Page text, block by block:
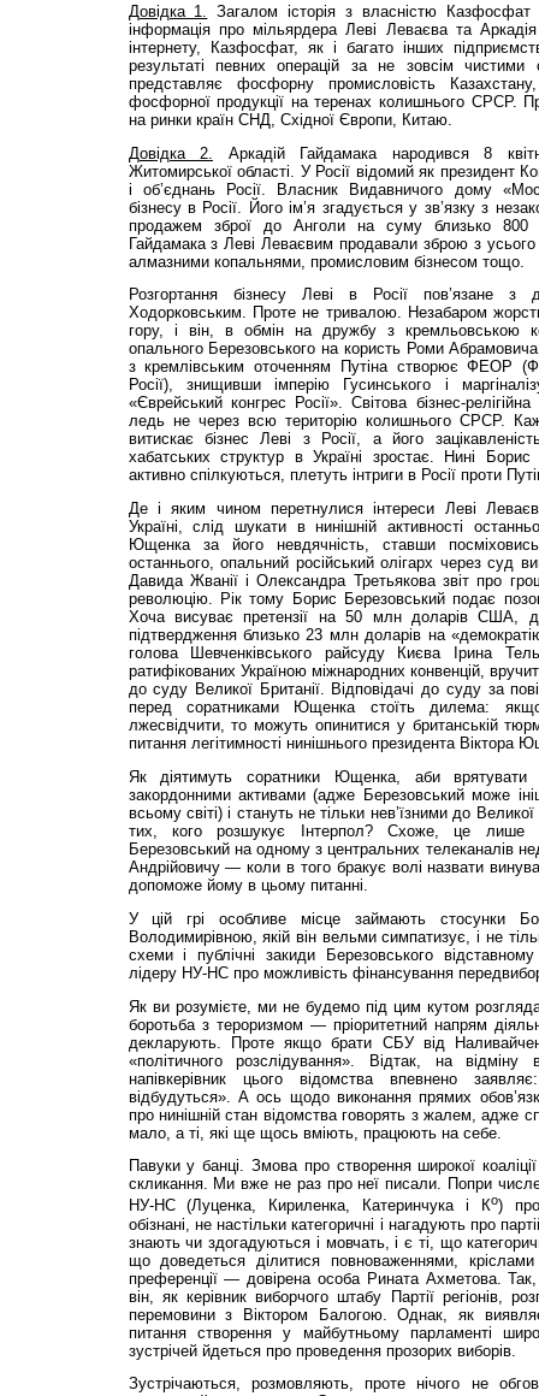
Довідка 1.
Загалом історія з власністю Казфосфат
інформація про мільярдера Леві Леваєва та
інтернету, Казфосфат, як і багато інших
результаті певних операцій за не зовсім
представляє фосфорну промисловість
фосфорної продукції на теренах колишнього СРСР.
на ринки країн СНД, Східної Європи, Китаю.
Довідка 2.
Аркадій Гайдамака народився 8
Житомирської області. У Росії відомий як президент
і об’єднань Росії. Власник Видавничого дому
бізнесу в Росії. Його ім’я згадується у зв’язку з
продажем зброї до Анголи на суму близько
Гайдамака з Леві Леваєвим продавали зброю з
алмазними копальнями, промисловим бізнесом тощо.
Розгортання бізнесу Леві в Росії пов’язане
Ходорковським. Проте не тривалою. Незабаром
гору, і він, в обмін на дружбу з кремльовською
опального Березовського на користь Роми
з кремлівським оточенням Путіна створює ФЕОР
Росії), знищивши імперію Гусинського і
«Єврейський конгрес Росії». Світова бізнес-
ледь не через всю територію колишнього СРСР.
витискає бізнес Леві з Росії, а його
хабатських структур в Україні зростає. Нині
активно спілкуються, плетуть інтриги в Росії проти
Де і яким чином перетнулися інтереси Леві
Україні, слід шукати в нинішній активності
Ющенка за його невдячність, ставши
останнього, опальний російський олігарх через суд
Давида Жванії і Олександра Третьякова звіт про
революцію. Рік тому Борис Березовський подає
Хоча висуває претензії на 50 млн доларів США,
підтвердження близько 23 млн доларів на
голова Шевченківського райсуду Києва Ірина
ратифікованих Україною міжнародних конвенцій,
до суду Великої Британії. Відповідачі до суду за
перед соратниками Ющенка стоїть дилема:
лжесвідчити, то можуть опинитися у британській
питання легітимності нинішнього президента Віктора
Як діятимуть соратники Ющенка, аби врятувати
закордонними активами (адже Березовський може
всьому світі) і стануть не тільки нев’їзними до
тих, кого розшукує Інтерпол? Схоже, це лише
Березовський на одному з центральних телеканалів
Андрійовичу — коли в того бракує волі назвати
допоможе йому в цьому питанні.
У цій грі особливе місце займають стосунки
Володимирівною, якій він вельми симпатизує, і не
схеми і публічні закиди Березовського
лідеру НУ-НС про можливість фінансування
Як ви розумієте, ми не будемо під цим кутом
боротьба з тероризмом — пріоритетний напрям
декларують. Проте якщо брати СБУ від
«політичного розслідування». Відтак, на відміну
напівкерівник цього відомства впевнено
відбудуться». А ось щодо виконання прямих
про нинішній стан відомства говорять з жалем, адже
мало, а ті, які ще щось вміють, працюють на себе.
Павуки у банці. Змова про створення широкої
скликання. Ми вже не раз про неї писали. Попри
НУ-НС (Луценка, Кириленка, Катеринчука і Ко) про
обізнані, не настільки категоричні і нагадують про
знають чи здогадуються і мовчать, і є ті, що
що доведеться ділитися повноваженнями,
преференції — довірена особа Рината Ахметова.
він, як керівник виборчого штабу Партії регіонів,
перемовини з Віктором Балогою. Однак, як
питання створення у майбутньому парламенті
зустрічей йдеться про проведення прозорих виборів.
Зустрічаються, розмовляють, проте нічого не